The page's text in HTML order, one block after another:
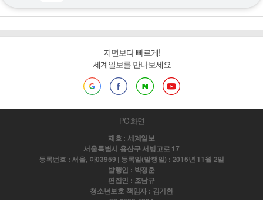
지면보다 빠르게!
세계일보를 만나보세요
PC 화면
제호 : 세계일보
서울특별시 용산구 서빙고로 17
등록번호 : 서울, 아03959 | 등록일(발행일) : 2015년 11월 2일
발행인 : 박정훈
편집인 : 조남규
청소년보호 책임자 : 김기환